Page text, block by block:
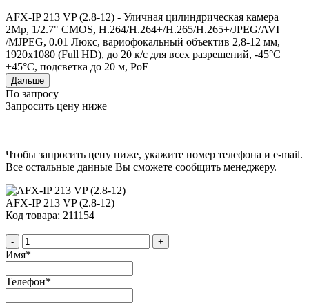
AFX-IP 213 VP (2.8-12) - Уличная цилиндрическая камера
2Мр, 1/2.7" CMOS, H.264/H.264+/H.265/H.265+/JPEG/AVI
/MJPEG, 0.01 Люкс, вариофокальный объектив 2,8-12 мм,
1920x1080 (Full HD), до 20 к/с для всех разрешений, -45°C
+45°C, подсветка до 20 м, PoE
Дальше
По запросу
Запросить цену ниже
Чтобы запросить цену ниже, укажите номер телефона и e-mail.
Все остальные данные Вы сможете сообщить менеджеру.
AFX-IP 213 VP (2.8-12)
Код товара: 211154
- +
Имя*
Телефон*